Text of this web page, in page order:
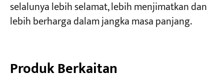
selalunya lebih selamat, lebih menjimatkan dan
lebih berharga dalam jangka masa panjang.
Produk Berkaitan